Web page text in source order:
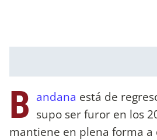
B andana está de
supo ser furor en los
mantiene en plena forma a